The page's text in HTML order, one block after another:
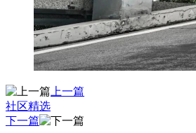
上一篇
社区精选
下一篇